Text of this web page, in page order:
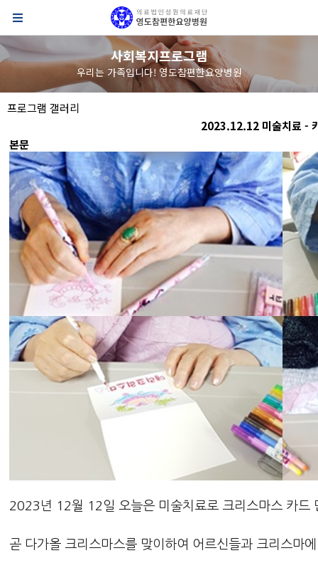
사회복지프로그램
우리는 가족입니다! 영도참편한요양병원
프로그램 갤러리
2023.12.12 미술치료 -
본문
2023년 12월 12일 오늘은 미술치료로 크리스마스 카드
곧 다가올 크리스마스를 맞이하여 어르신들과 크리스마